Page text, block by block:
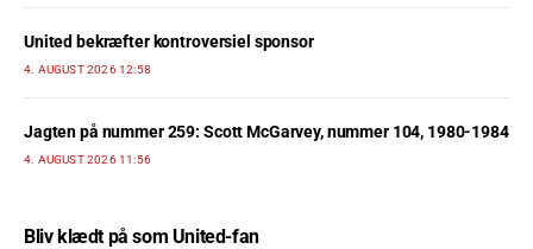
United bekræfter kontroversiel sponsor
4. AUGUST 2026 12:58
Jagten på nummer 259: Scott McGarvey, nummer 104, 1980-1984
4. AUGUST 2026 11:56
Bliv klædt på som United-fan